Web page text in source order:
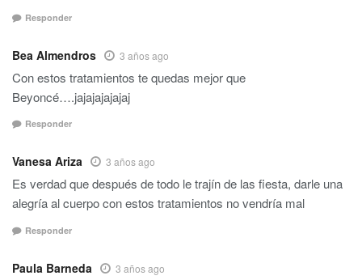
Responder
Bea Almendros 3 años ago
Con estos tratamientos te quedas mejor que
Beyoncé….jajajajajajaj
Responder
Vanesa Ariza 3 años ago
Es verdad que después de todo le trajín de las fiesta, darle una
alegría al cuerpo con estos tratamientos no vendría mal
Responder
Paula Barneda 3 años ago